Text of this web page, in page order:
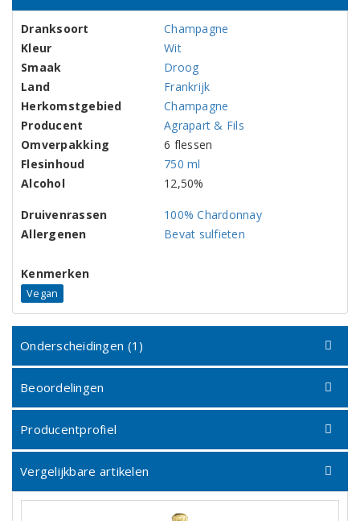
Dranksoort
Champagne
Kleur
Wit
Smaak
Droog
Land
Frankrijk
Herkomstgebied
Champagne
Producent
Agrapart & Fils
Omverpakking
6 flessen
Flesinhoud
750 ml
Alcohol
12,50%
Druivenrassen
100% Chardonnay
Allergenen
Bevat sulfieten
Kenmerken
Vegan
Onderscheidingen (1)
Beoordelingen
Producentprofiel
Vergelijkbare artikelen